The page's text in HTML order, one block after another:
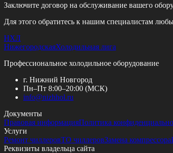
Заключите договор на обслуживание вашего
Для этого обратитесь к нашим специалистам
НХЛ
НижегородскаяХолодильная лига
Профессиональное холодильное оборудование
г. Нижний Новгород
Пн–Пт 8:00–20:00 (МСК)
info@nizhhol.ru
Документы
Правовая информацияПолитика
Услуги
Ремонт чиллеровТО чиллеровЗамена компрессора
Реквизиты владельца сайта